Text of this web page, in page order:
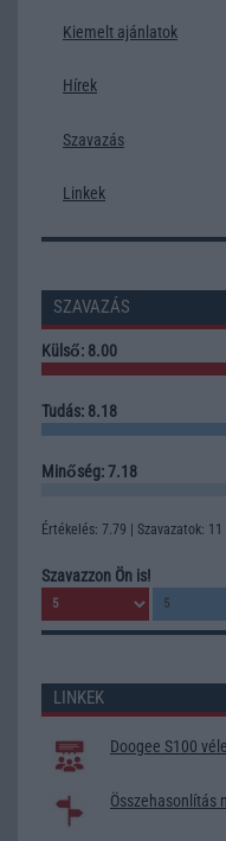
Kiemelt ajánlatok
Hírek
Szavazás
Linkek
SZAVAZÁS
Külső: 8.00
Tudás: 8.18
Minőség: 7.18
Értékelés: 7.79 | Szavazatok: 11
Szavazzon Ön is!
LINKEK
Doogee S100
Összehasonlítás